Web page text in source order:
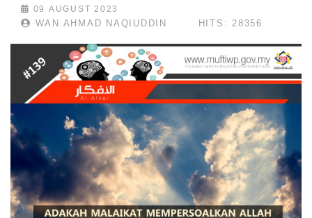
09 AUGUST 2023
WAN AHMAD NAQIUDDIN HITS: 28356